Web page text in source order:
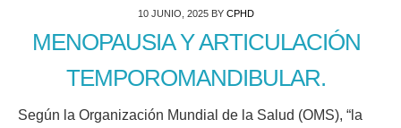
10 JUNIO, 2025 BY CPHD
MENOPAUSIA Y ARTICULACIÓN
TEMPOROMANDIBULAR.
Según la Organización Mundial de la Salud (OMS), “la